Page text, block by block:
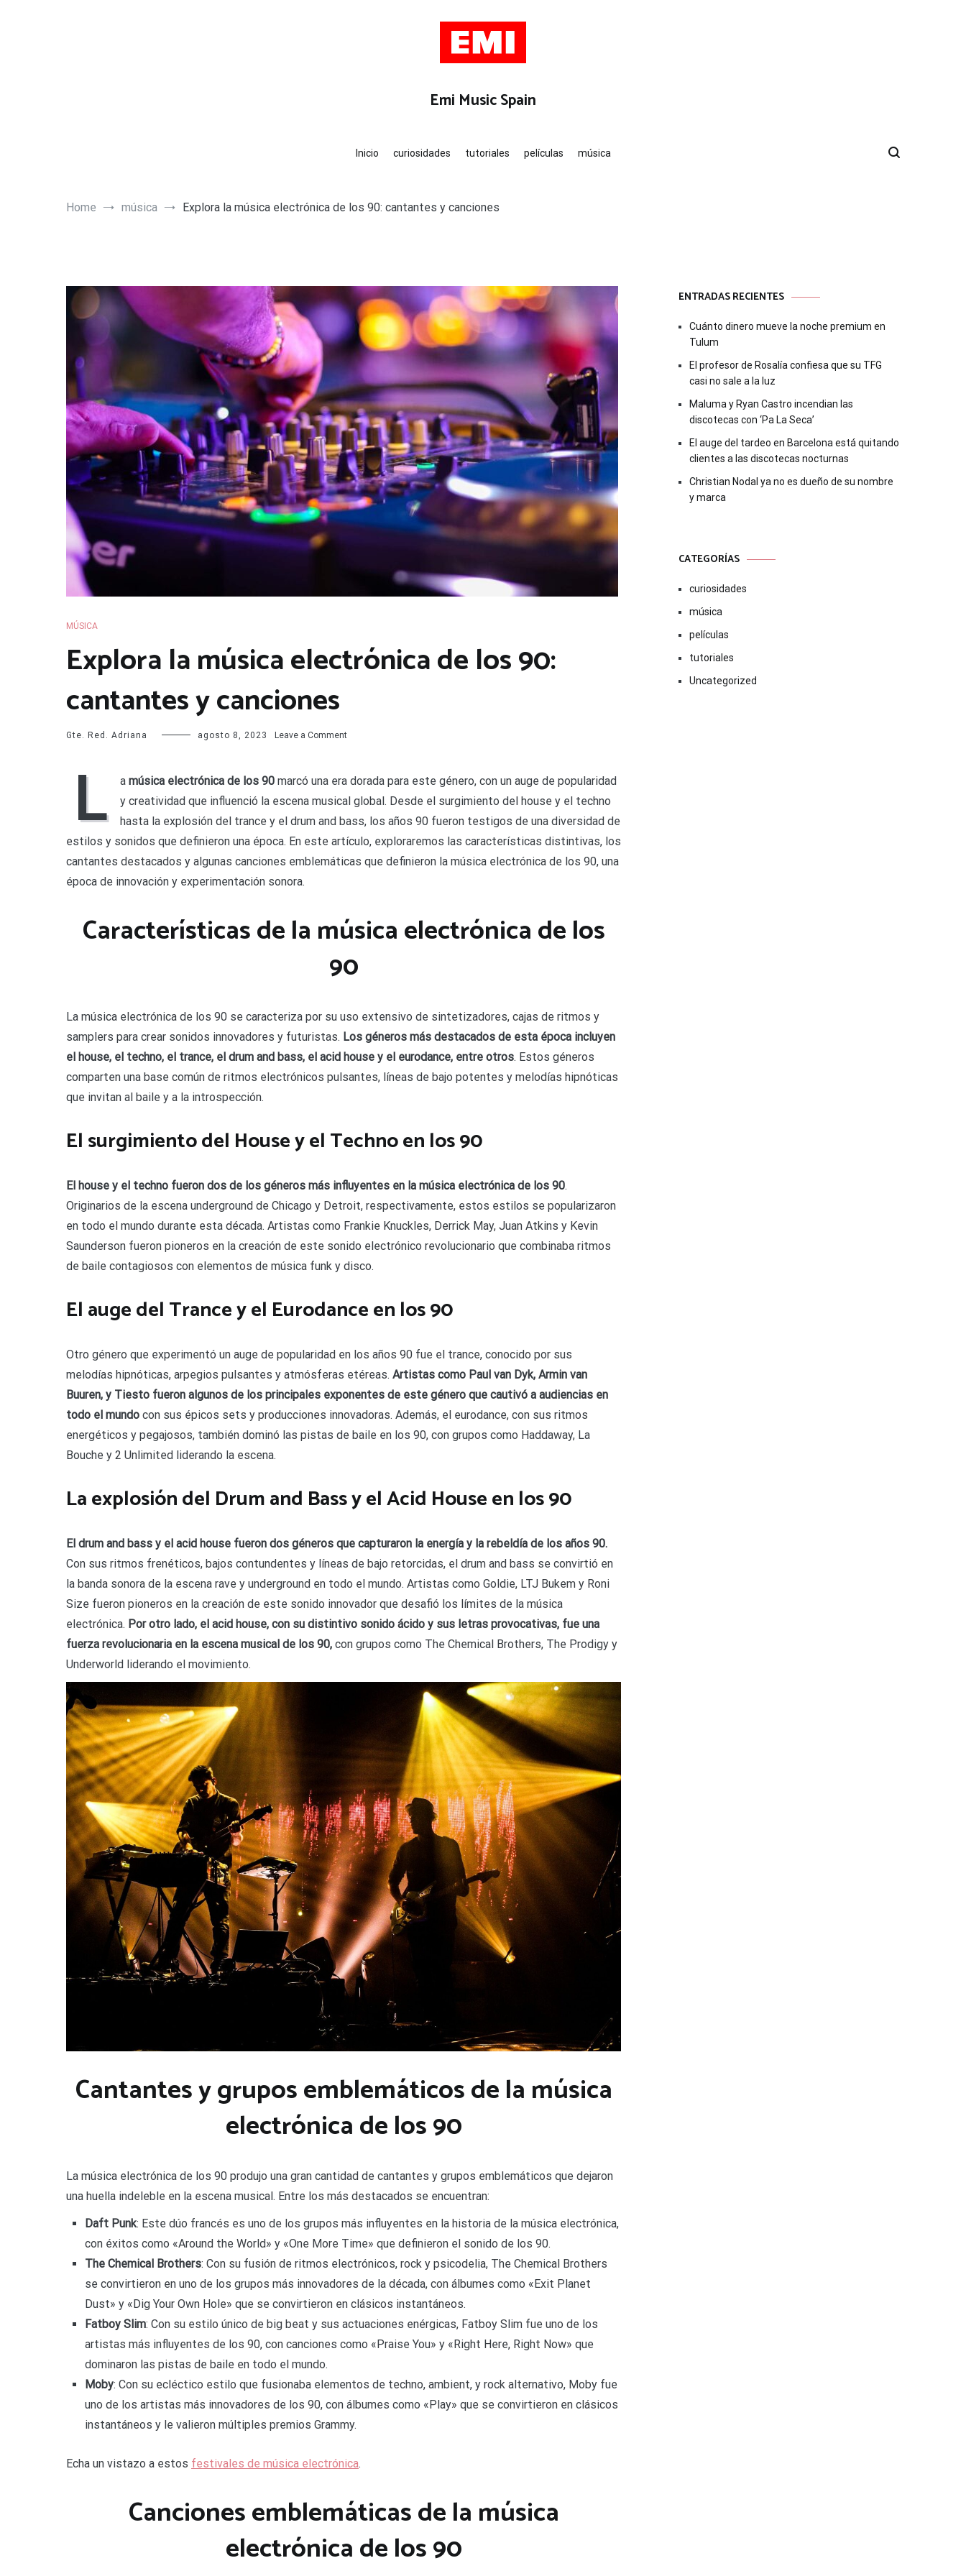
Emi Music Spain
Inicio curiosidades tutoriales películas música
Home música Explora la música electrónica de los 90: cantantes y canciones
MÚSICA
Explora la música electrónica de los 90:
cantantes y canciones
Gte. Red. Adriana agosto 8, 2023 Leave a Commenton
música
electrónica
de
los
cantantes
y
L a música electrónica de los 90 marcó una era dorada para este género, con un auge de popularidad
y creatividad que influenció la escena musical global. Desde el surgimiento del house y el techno
hasta la explosión del trance y el drum and bass, los años 90 fueron testigos de una diversidad de
estilos y sonidos que definieron una época. En este artículo, exploraremos las características distintivas, los
cantantes destacados y algunas canciones emblemáticas que definieron la música electrónica de los 90, una
época de innovación y experimentación sonora.
Características de la música electrónica de los
90
La música electrónica de los 90 se caracteriza por su uso extensivo de sintetizadores, cajas de ritmos y
samplers para crear sonidos innovadores y futuristas. Los géneros más destacados de esta época incluyen
el house, el techno, el trance, el drum and bass, el acid house y el eurodance, entre otros. Estos géneros
comparten una base común de ritmos electrónicos pulsantes, líneas de bajo potentes y melodías hipnóticas
que invitan al baile y a la introspección.
El surgimiento del House y el Techno en los 90
El house y el techno fueron dos de los géneros más influyentes en la música electrónica de los 90.
Originarios de la escena underground de Chicago y Detroit, respectivamente, estos estilos se popularizaron
en todo el mundo durante esta década. Artistas como Frankie Knuckles, Derrick May, Juan Atkins y Kevin
Saunderson fueron pioneros en la creación de este sonido electrónico revolucionario que combinaba ritmos
de baile contagiosos con elementos de música funk y disco.
El auge del Trance y el Eurodance en los 90
Otro género que experimentó un auge de popularidad en los años 90 fue el trance, conocido por sus
melodías hipnóticas, arpegios pulsantes y atmósferas etéreas. Artistas como Paul van Dyk, Armin van
Buuren, y Tiesto fueron algunos de los principales exponentes de este género que cautivó a audiencias en
todo el mundo con sus épicos sets y producciones innovadoras. Además, el eurodance, con sus ritmos
energéticos y pegajosos, también dominó las pistas de baile en los 90, con grupos como Haddaway, La
Bouche y 2 Unlimited liderando la escena.
La explosión del Drum and Bass y el Acid House en los 90
El drum and bass y el acid house fueron dos géneros que capturaron la energía y la rebeldía de los años 90.
Con sus ritmos frenéticos, bajos contundentes y líneas de bajo retorcidas, el drum and bass se convirtió en
la banda sonora de la escena rave y underground en todo el mundo. Artistas como Goldie, LTJ Bukem y Roni
Size fueron pioneros en la creación de este sonido innovador que desafió los límites de la música
electrónica. Por otro lado, el acid house, con su distintivo sonido ácido y sus letras provocativas, fue una
fuerza revolucionaria en la escena musical de los 90, con grupos como The Chemical Brothers, The Prodigy y
Underworld liderando el movimiento.
Cantantes y grupos emblemáticos de la música
electrónica de los 90
La música electrónica de los 90 produjo una gran cantidad de cantantes y grupos emblemáticos que dejaron
una huella indeleble en la escena musical. Entre los más destacados se encuentran:
Daft Punk: Este dúo francés es uno de los grupos más influyentes en la historia de la música electrónica,
con éxitos como «Around the World» y «One More Time» que definieron el sonido de los 90.
The Chemical Brothers: Con su fusión de ritmos electrónicos, rock y psicodelia, The Chemical Brothers
se convirtieron en uno de los grupos más innovadores de la década, con álbumes como «Exit Planet
Dust» y «Dig Your Own Hole» que se convirtieron en clásicos instantáneos.
Fatboy Slim: Con su estilo único de big beat y sus actuaciones enérgicas, Fatboy Slim fue uno de los
artistas más influyentes de los 90, con canciones como «Praise You» y «Right Here, Right Now» que
dominaron las pistas de baile en todo el mundo.
Moby: Con su ecléctico estilo que fusionaba elementos de techno, ambient, y rock alternativo, Moby fue
uno de los artistas más innovadores de los 90, con álbumes como «Play» que se convirtieron en clásicos
instantáneos y le valieron múltiples premios Grammy.
Echa un vistazo a estos festivales de música electrónica.
Canciones emblemáticas de la música
electrónica de los 90
ENTRADAS RECIENTES
Cuánto dinero mueve la noche premium en
Tulum
El profesor de Rosalía confiesa que su TFG
casi no sale a la luz
Maluma y Ryan Castro incendian las
discotecas con ‘Pa La Seca’
El auge del tardeo en Barcelona está quitando
clientes a las discotecas nocturnas
Christian Nodal ya no es dueño de su nombre
y marca
CATEGORÍAS
curiosidades
música
películas
tutoriales
Uncategorized